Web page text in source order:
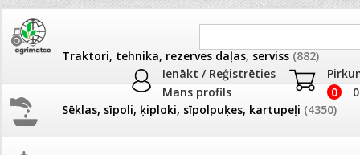
Ienākt / Reģistrēties
Mans profils
0
Traktori, tehnika, rezerves daļas, serviss (882)
Sēklas, sīpoli, ķiploki, sīpolpuķes, kartupeļi (4350)
JAUNUMI AKCIJAS